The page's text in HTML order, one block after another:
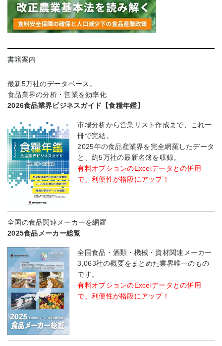
書籍案内
最新5万社のデータベース。
食品業界の分析・営業を効率化
2026食品業界ビジネスガイド【食糧年鑑】
市場分析から営業リスト作成まで、これ一
冊で完結。
2025年の食品産業界を完全網羅したデータ
と、約5万社の最新名簿を収録。
有料オプションのExcelデータとの併用
で、利便性が格段にアップ！
全国の食品関連メーカーを網羅――
2025食品メーカー総覧
全国食品・酒類・機械・資材関連メーカー
3,063社の概要をまとめた業界唯一のもの
です。
有料オプションのExcelデータとの併用
で、利便性が格段にアップ！